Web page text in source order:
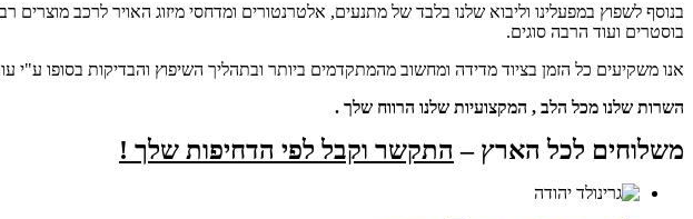
בנוסף לשפוץ במפעלינו וליבוא שלנו בלבד של מתנעים, אלטרנטורים ומדחסי מיזוג האויר לרכב
בוסטרים ועוד הרבה סוגים.
אנו משקיעים כל הזמן בציוד מדידה ומחשוב מהמתקדמים ביותר ובתהליך השיפוץ והבדיקות בסופו ע"י
השרות שלנו מכל הלב , המקצועיות שלנו הרווח שלך .
משלוחים לכל הארץ – התקשר וקבל לפי הדחיפות שלך !